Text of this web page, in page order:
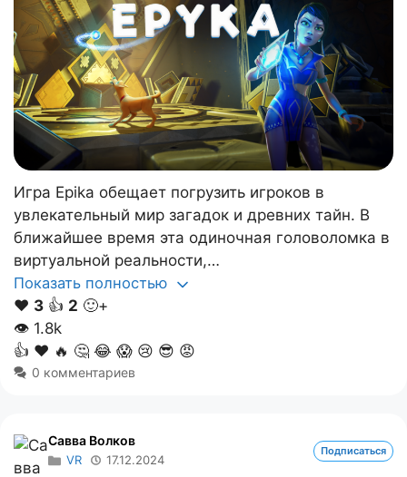
Игра Epika обещает погрузить игроков в
увлекательный мир загадок и древних тайн. В
ближайшее время эта одиночная головоломка в
виртуальной реальности,…
Показать полностью
❤️ 3 👍 2 🙂+
👁 1.8k
👍 ❤️ 🔥 🤔 😂 😱 😢 😎 😡
0 комментариев
Савва Волков
VR 17.12.2024
Подписаться